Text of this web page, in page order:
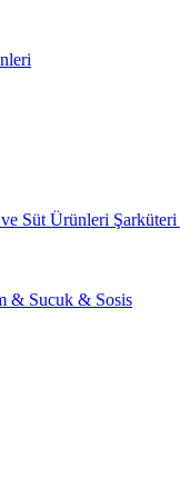
Süt Ürünleri Şarküteri
& Sucuk & Sosis